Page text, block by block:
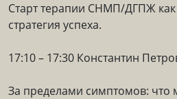
Старт терапии СНМП/ДГПЖ как
стратегия успеха.
17:10 – 17:30 Константин
За пределами симптомов: что